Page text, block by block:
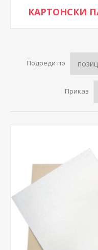
КАРТОНСКИ
Подреди по
Приказ